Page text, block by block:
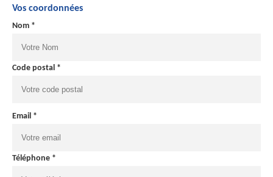
Vos coordonnées
Nom *
Code postal *
Email *
Téléphone *